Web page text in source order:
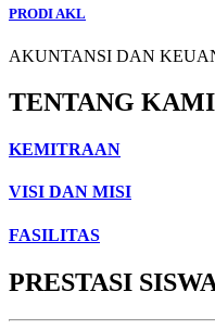
PRODI AKL
AKUNTANSI DAN
TENTANG KAMI
KEMITRAAN
VISI DAN MISI
FASILITAS
PRESTASI